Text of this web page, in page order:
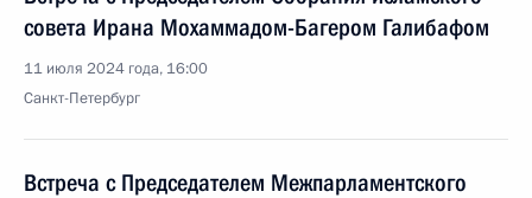
совета Ирана Мохаммадом-Багером Галибафом
11 июля 2024 года, 16:00
Санкт-Петербург
Встреча с Председателем Межпарламентского